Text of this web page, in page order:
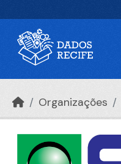
Organizações